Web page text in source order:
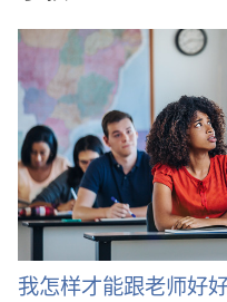
我怎样才能跟老师好